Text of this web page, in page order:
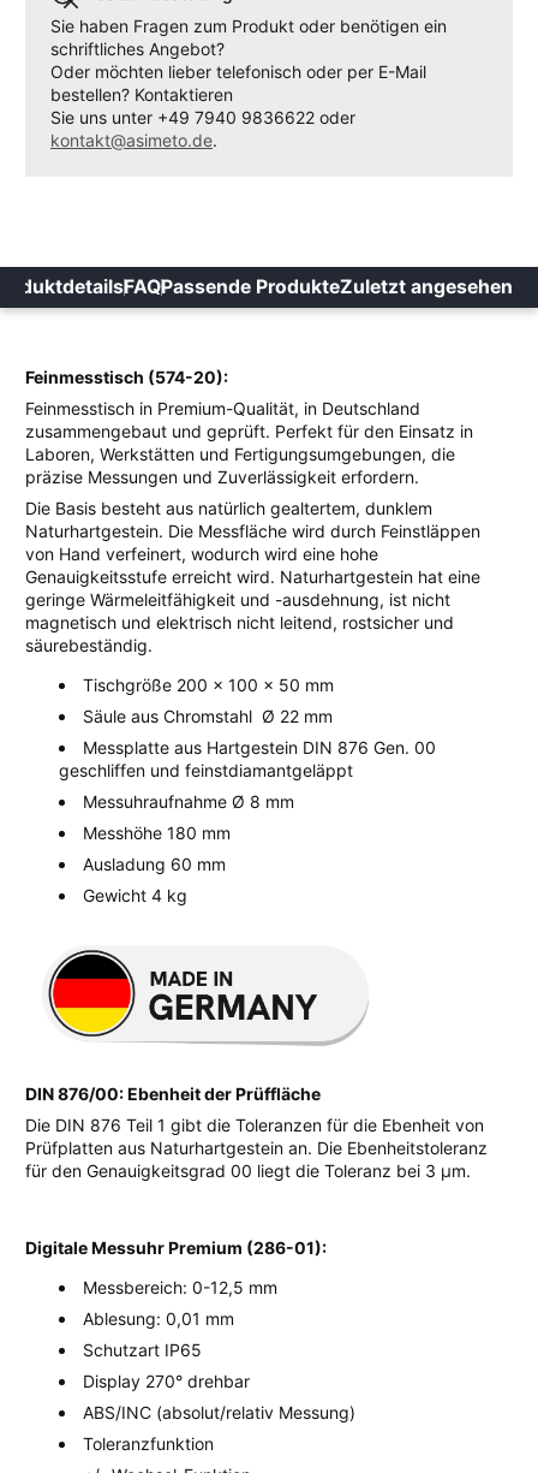
Sie haben Fragen zum Produkt oder benötigen ein
schriftliches Angebot?
Oder möchten lieber telefonisch oder per E-Mail
bestellen? Kontaktieren
Sie uns unter +49 7940 9836622 oder
kontakt@asimeto.de.
FAQPassende ProdukteZuletzt angesehen
Feinmesstisch (574-20):
Feinmesstisch in Premium-Qualität, in Deutschland
zusammengebaut und geprüft. Perfekt für den Einsatz in
Laboren, Werkstätten und Fertigungsumgebungen, die
präzise Messungen und Zuverlässigkeit erfordern.
Die Basis besteht aus natürlich gealtertem, dunklem
Naturhartgestein. Die Messfläche wird durch Feinstläppen
von Hand verfeinert, wodurch wird eine hohe
Genauigkeitsstufe erreicht wird. Naturhartgestein hat eine
geringe Wärmeleitfähigkeit und -ausdehnung, ist nicht
magnetisch und elektrisch nicht leitend, rostsicher und
säurebeständig.
Tischgröße 200 x 100 x 50 mm
Säule aus Chromstahl Ø 22 mm
Messplatte aus Hartgestein DIN 876 Gen. 00
geschliffen und feinstdiamantgeläppt
Messuhraufnahme Ø 8 mm
Messhöhe 180 mm
Ausladung 60 mm
Gewicht 4 kg
DIN 876/00: Ebenheit der Prüffläche
Die DIN 876 Teil 1 gibt die Toleranzen für die Ebenheit von
Prüfplatten aus Naturhartgestein an. Die Ebenheitstoleranz
für den Genauigkeitsgrad 00 liegt die Toleranz bei 3 µm.
Digitale Messuhr Premium (286-01):
Messbereich: 0-12,5 mm
Ablesung: 0,01 mm
Schutzart IP65
Display 270° drehbar
ABS/INC (absolut/relativ Messung)
Toleranzfunktion